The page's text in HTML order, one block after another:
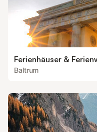
Ferienhäuser &
Baltrum